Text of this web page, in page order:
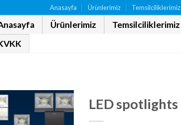
Anasayfa Ürünlerimiz Temsilciliklerimiz
Ürünlerimiz Temsilciliklerimiz
LED spotlights